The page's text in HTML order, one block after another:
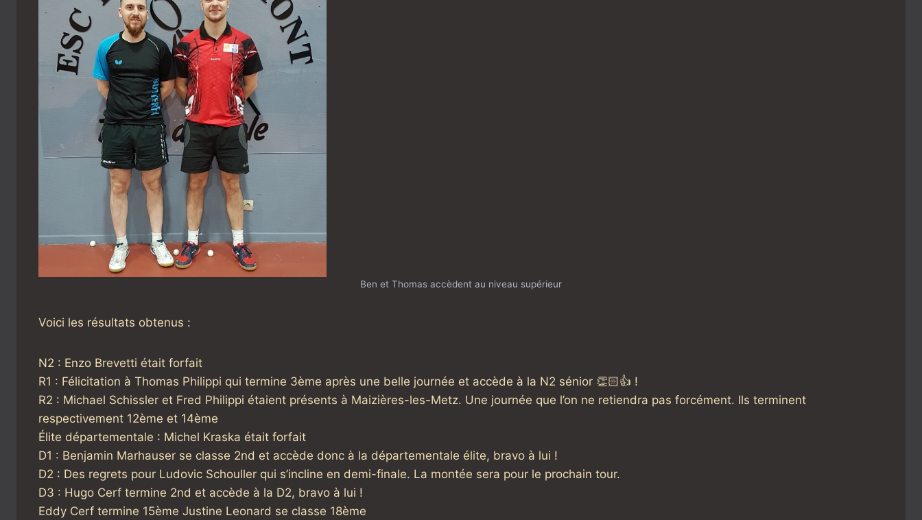
Ben et Thomas accèdent au niveau supérieur
Voici les résultats obtenus :
N2 : Enzo Brevetti était forfait
R1 : Félicitation à Thomas Philippi qui termine 3ème après une belle journée et accède à la N2 sénior 👏🏻👍 !
R2 : Michael Schissler et Fred Philippi étaient présents à Maizières-les-Metz. Une journée que l’on ne retiendra pas forcément. Ils terminent
respectivement 12ème et 14ème
Élite départementale : Michel Kraska était forfait
D1 : Benjamin Marhauser se classe 2nd et accède donc à la départementale élite, bravo à lui !
D2 : Des regrets pour Ludovic Schouller qui s’incline en demi-finale. La montée sera pour le prochain tour.
D3 : Hugo Cerf termine 2nd et accède à la D2, bravo à lui !
Eddy Cerf termine 15ème Justine Leonard se classe 18ème